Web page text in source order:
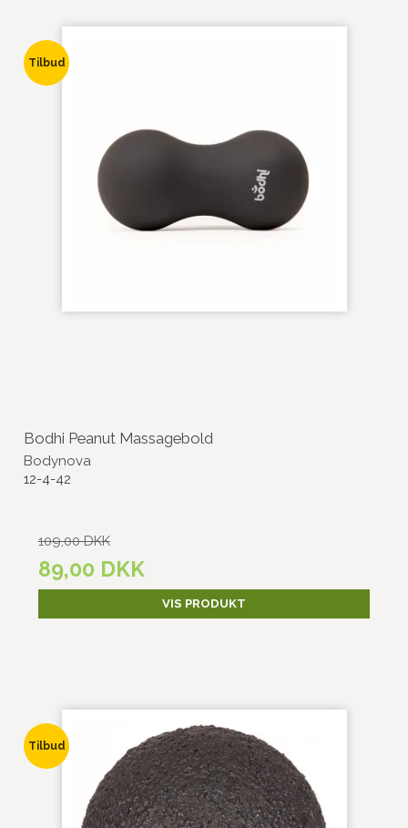
Tilbud
Bodhi Peanut Massagebold
Bodynova
12-4-42
109,00 DKK
89,00 DKK
VIS PRODUKT
Tilbud